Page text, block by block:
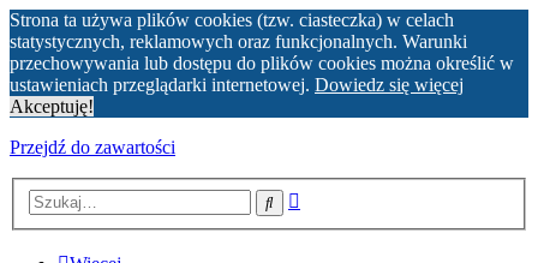
Strona ta używa plików cookies (tzw. ciasteczka) w celach
statystycznych, reklamowych oraz funkcjonalnych. Warunki
przechowywania lub dostępu do plików cookies można określić w
ustawieniach przeglądarki internetowej. Dowiedz się więcej
Akceptuję!
Przejdź do zawartości
Szukaj